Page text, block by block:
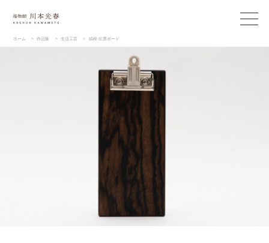
ホーム > 作品集 > 生活工芸 > 縞柿 伝票ボード